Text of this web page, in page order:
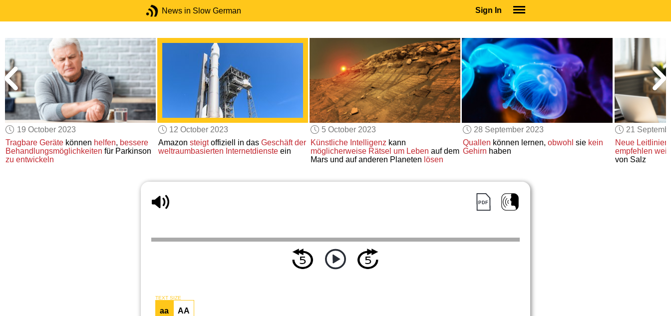
News in Slow German Sign In
SUBSCRIBE
EDUCATIONAL LICENSES
GIFT CARDS
OTHER LANGUAGES
ABOUT US
ALEXA
ADJUST COLORS
19 October 2023
Tragbare Geräte können helfen, bessere
Behandlungsmöglichkeiten für Parkinson
zu entwickeln
12 October 2023
Amazon steigtoffiziell in das Geschäft der
weltraumbasierten Internetdiensteein
5 October 2023
Künstliche Intelligenzkann
möglicherweise Rätsel um Leben auf dem
Mars und auf anderen Planeten lösen
28 September 2023
Quallen können lernen, obwohl sie kein
Gehirn haben
21
Neue Leitlinien
empfehlen
von Salz
TEXT SIZE
aa AA